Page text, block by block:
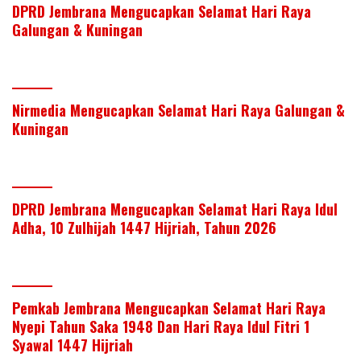
DPRD Jembrana Mengucapkan Selamat Hari Raya
Galungan & Kuningan
Nirmedia Mengucapkan Selamat Hari Raya Galungan &
Kuningan
DPRD Jembrana Mengucapkan Selamat Hari Raya Idul
Adha, 10 Zulhijah 1447 Hijriah, Tahun 2026
Pemkab Jembrana Mengucapkan Selamat Hari Raya
Nyepi Tahun Saka 1948 Dan Hari Raya Idul Fitri 1
Syawal 1447 Hijriah